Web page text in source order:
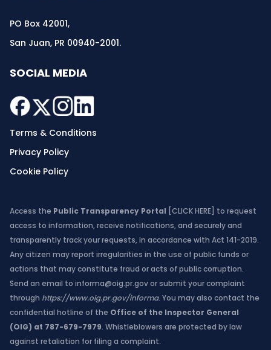
PO Box 42001,
San Juan, PR 00940-2001.
SOCIAL MEDIA
Terms & Conditions
Privacy Policy
Cookie Policy
Access the Public Transparency Portal [CLICK HERE] to request
access to information, receive notifications, and securely and
transparently track your requests, in accordance with Act 141-2019.
Any citizen may report irregularities in the use of public funds or
actions that may constitute fraud or acts of public corruption.
Send an email to informa@oig.pr.govor submit your complaint
through https://www.oig.pr.gov/informa. You may also contact the
confidential hotline of the Office of the Inspector General
(OIG) at 787-679-7979. Whistleblowers are protected by law
against retaliation for filing a complaint.